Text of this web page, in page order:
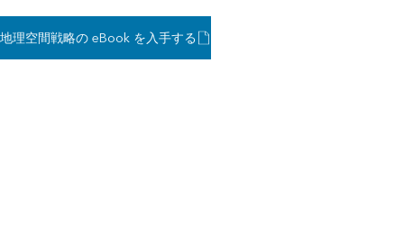
地理空間戦略の eBook を入手する